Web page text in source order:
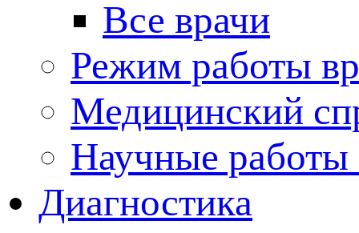
Все врачи
Режим работы
Медицинский
Научные работы
Диагностика